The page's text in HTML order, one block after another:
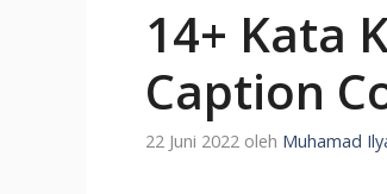
14+ Kata
Caption
22 Juni 2022 oleh Muhamad